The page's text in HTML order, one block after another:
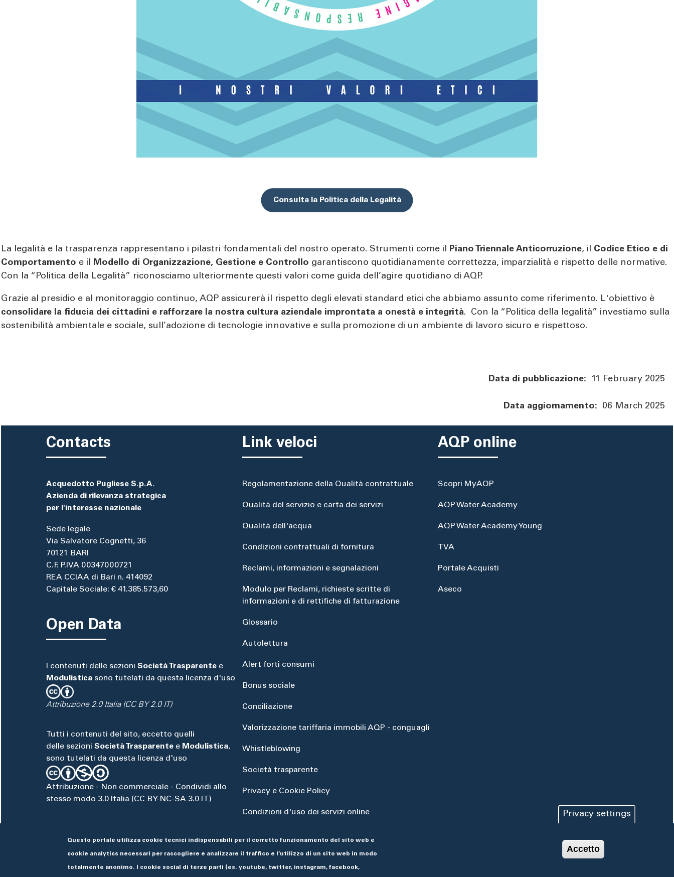
Consulta la Politica della Legalità
La legalità e la trasparenza rappresentano i pilastri fondamentali del nostro operato. Strumenti come il Piano Triennale Anticorruzione, il Codice Etico e di
Comportamento e il Modello di Organizzazione, Gestione e Controllo garantiscono quotidianamente correttezza, imparzialità e rispetto delle normative.
Con la “Politica della Legalità” riconosciamo ulteriormente questi valori come guida dell’agire quotidiano di AQP.
Grazie al presidio e al monitoraggio continuo, AQP assicurerà il rispetto degli elevati standard etici che abbiamo assunto come riferimento. L'obiettivo è
consolidare la fiducia dei cittadini e rafforzare la nostra cultura aziendale improntata a onestà e integrità. Con la “Politica della legalità” investiamo sulla
sostenibilità ambientale e sociale, sull’adozione di tecnologie innovative e sulla promozione di un ambiente di lavoro sicuro e rispettoso.
Data di pubblicazione: 11 February 2025
Data aggiornamento: 06 March 2025
Contacts
Acquedotto Pugliese S.p.A.
Azienda di rilevanza strategica
per l'interesse nazionale
Sede legale
Via Salvatore Cognetti, 36
70121 BARI
C.F. P.IVA 00347000721
REA CCIAA di Bari n. 414092
Capitale Sociale: € 41.385.573,60
Open Data
I contenuti delle sezioni Società Trasparente e
Modulistica sono tutelati da questa licenza d'uso
Attribuzione 2.0 Italia (CC BY 2.0 IT)
Tutti i contenuti del sito, eccetto quelli
delle sezioni Società Trasparente e Modulistica,
sono tutelati da questa licenza d'uso
Attribuzione - Non commerciale - Condividi allo
stesso modo 3.0 Italia (CC BY-NC-SA 3.0 IT)
Link veloci
Regolamentazione della Qualità contrattuale
Qualità del servizio e carta dei servizi
Qualità dell'acqua
Condizioni contrattuali di fornitura
Reclami, informazioni e segnalazioni
Modulo per Reclami, richieste scritte di
informazioni e di rettifiche di fatturazione
Glossario
Autolettura
Alert forti consumi
Bonus sociale
Conciliazione
Valorizzazione tariffaria immobili AQP - conguagli
Whistleblowing
Società trasparente
Privacy e Cookie Policy
Condizioni d'uso dei servizi online
AQP online
Scopri MyAQP
AQP Water Academy
AQP Water Academy Young
TVA
Portale Acquisti
Aseco
Privacy settings
Questo portale utilizza cookie tecnici indispensabili per il corretto funzionamento del sito web e
cookie analytics necessari per raccogliere e analizzare il traffico e l’utilizzo di un sito web in modo
totalmente anonimo. I cookie social di terze parti (es. youtube, twitter, instagram, facebook,
Accetto